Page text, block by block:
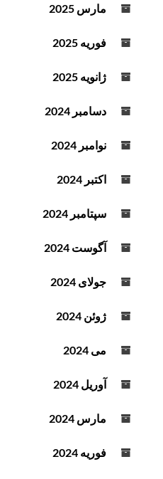
مارس 2025
فوریه 2025
ژانویه 2025
دسامبر 2024
نوامبر 2024
اکتبر 2024
سپتامبر 2024
آگوست 2024
جولای 2024
ژوئن 2024
می 2024
آوریل 2024
مارس 2024
فوریه 2024